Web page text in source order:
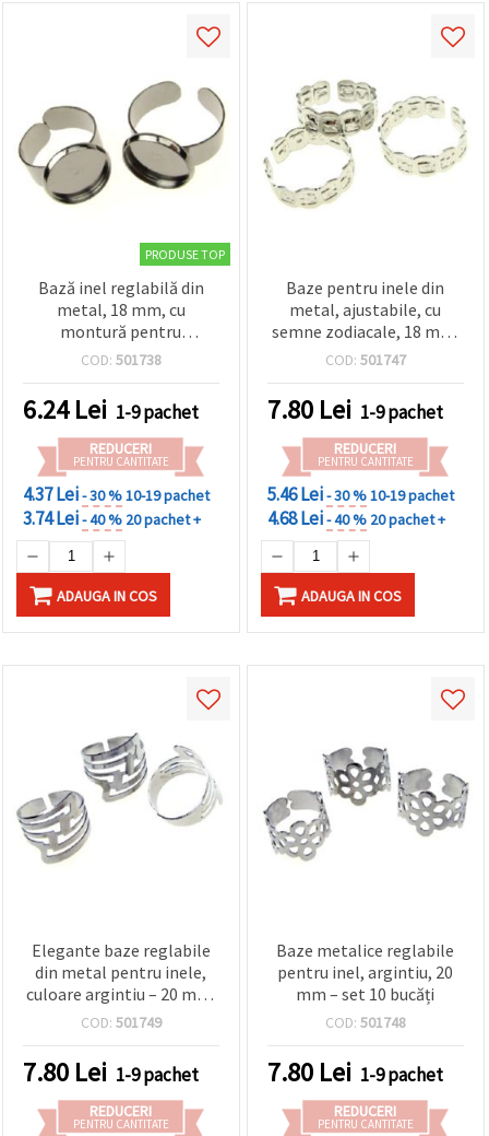
PRODUSE TOP
Bază inel reglabilă din
metal, 18 mm, cu
montură pentru
cabochon de 12 mm, ton
COD: 501738
6.24Lei 1-9 pachet
REDUCERI
PENTRU CANTITATE
4.37 Lei- 30 %10-19 pachet
3.74 Lei- 40 % 20 pachet +
ADAUGA IN COS
Baze pentru inele din
metal, ajustabile, cu
semne zodiacale, 18 mm,
ton argintiu – 10 bucăți
COD: 501747
7.80 Lei 1-9 pachet
REDUCERI
PENTRU CANTITATE
5.46 Lei- 30 %10-19 pachet
4.68 Lei- 40 % 20 pachet +
ADAUGA IN COS
Elegante baze reglabile
din metal pentru inele,
culoare argintiu – 20 mm,
set 10 bucăți – perfecte
handmade, accesorii
fashion și proiecte DIY
creative
COD: 501749
7.80 Lei 1-9 pachet
REDUCERI
PENTRU CANTITATE
Baze metalice reglabile
pentru inel, argintiu, 20
mm – set 10 bucăți
COD: 501748
7.80 Lei 1-9 pachet
REDUCERI
PENTRU CANTITATE